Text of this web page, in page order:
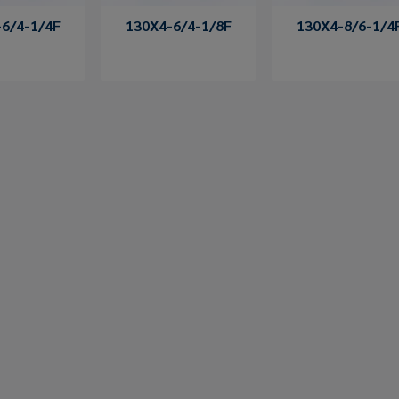
4-1/4F 130X4-6/4-1/8F 130X4-8/6-1/